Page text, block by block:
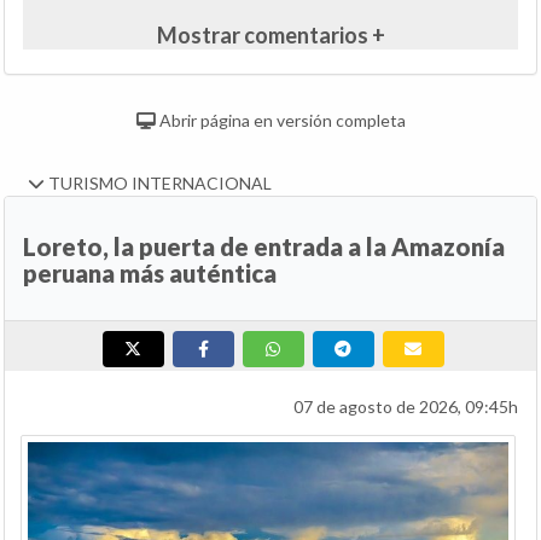
Mostrar comentarios +
Abrir página en versión completa
TURISMO INTERNACIONAL
Loreto, la puerta de entrada a la Amazonía
peruana más auténtica
07 de agosto de 2026, 09:45h